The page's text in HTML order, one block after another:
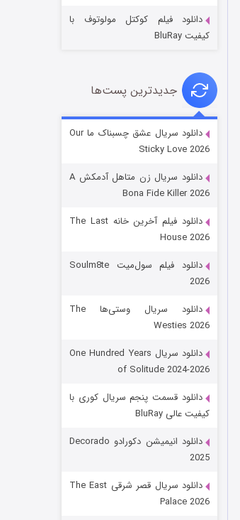
قسمت۲ (زیرنویس)
شکست استوارت در نجات جهان
قسمت۷ (زیرنویس)
دانلود فیلم کوکتل مولوتوف با
کیفیت BluRay
جدیدترین پست‌ها
دانلود سریال عشق چسبناک ما Our
Sticky Love 2026
دانلود سریال زن متاهل آدمکش A
Bona Fide Killer 2026
دانلود فیلم آخرین خانه The Last
House 2026
دانلود فیلم سول‌میت Soulm8te
2026
دانلود سریال وستی‌ها The
Westies 2026
دانلود سریال One Hundred Years
of Solitude 2024-2026
دانلود قسمت پنجم سریال کوری با
کیفیت عالی BluRay
دانلود انیمیشن دکورادو Decorado
2025
دانلود سریال قصر شرقی The East
Palace 2026